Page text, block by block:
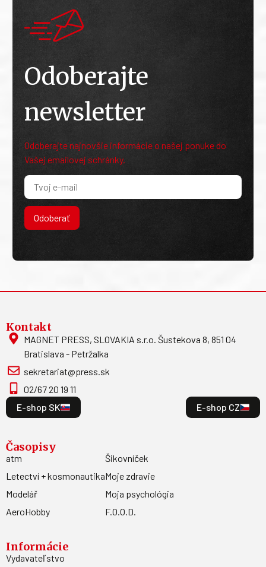
Odoberajte
newsletter
Odoberajte najnovšie informácie o našej ponuke do
Vašej emailovej schránky.
Odoberať
Kontakt
MAGNET PRESS, SLOVAKIA s.r.o. Šustekova 8, 851 04
Bratislava - Petržalka
sekretariat@press.sk
02/67 20 19 11
E-shop SK
E-shop CZ
Časopisy
atm
Letectví + kosmonautika
Modelář
AeroHobby
Šikovníček
Moje zdravie
Moja psychológia
F.O.O.D.
Informácie
Vydavateľstvo